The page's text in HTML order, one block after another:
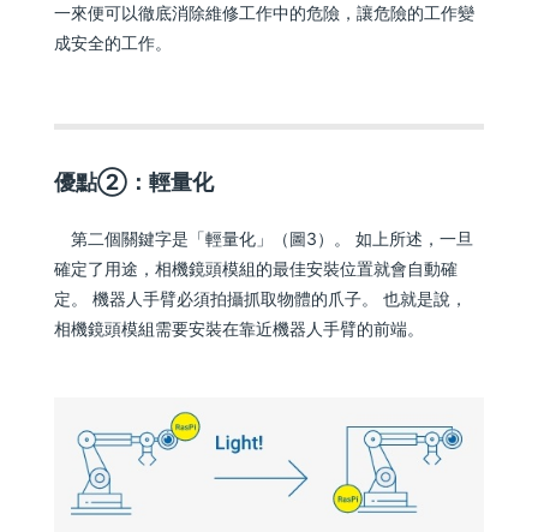
一來便可以徹底消除維修工作中的危險，讓危險的工作變
成安全的工作。
優點②：輕量化
第二個關鍵字是「輕量化」（圖3）。 如上所述，一旦
確定了用途，相機鏡頭模組的最佳安裝位置就會自動確
定。 機器人手臂必須拍攝抓取物體的爪子。 也就是說，
相機鏡頭模組需要安裝在靠近機器人手臂的前端。